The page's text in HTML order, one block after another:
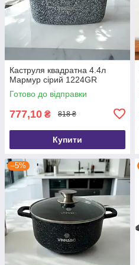
Каструля квадратна 4.4л
Мармур сірий 1224GR
Готово до відправки
777,10 ₴ 818 ₴
Купити
–5%